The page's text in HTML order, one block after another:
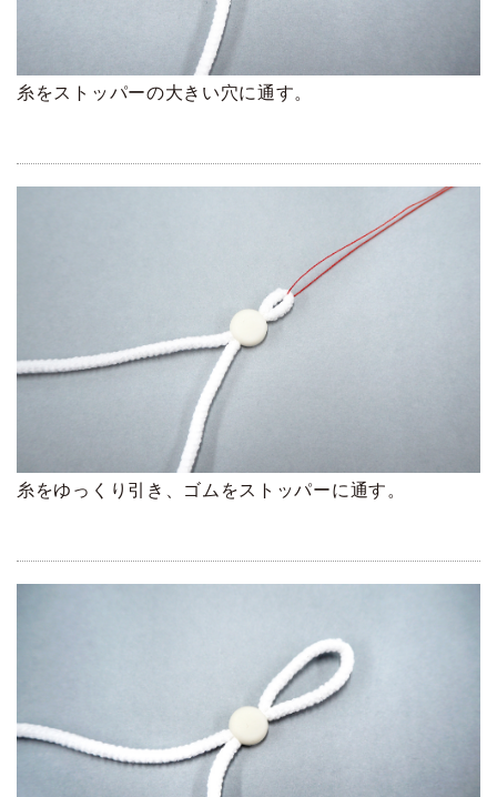
糸をストッパーの大きい穴に通す。
糸をゆっくり引き、ゴムをストッパーに通す。